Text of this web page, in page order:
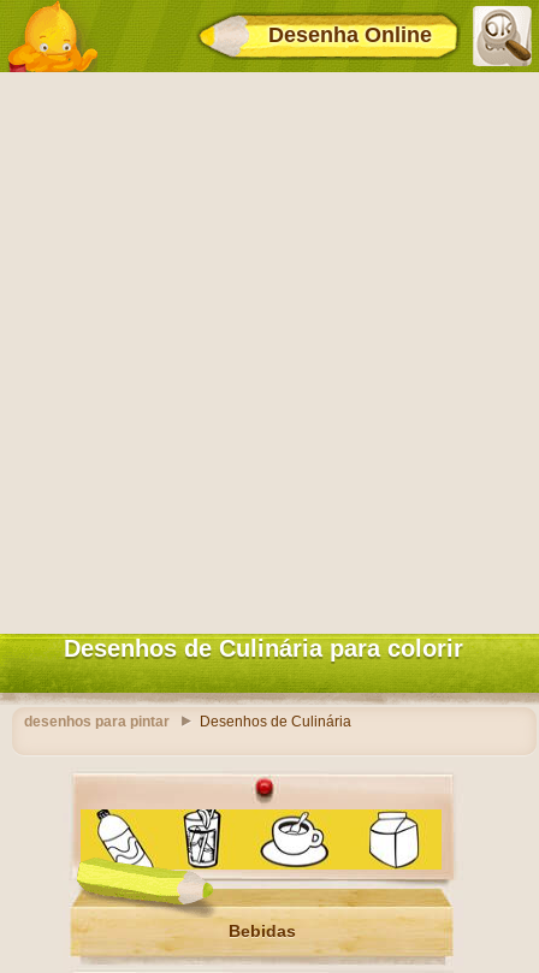
Desenha Online
Desenhos de Culinária para colorir
desenhos para pintar Desenhos de Culinária
Bebidas